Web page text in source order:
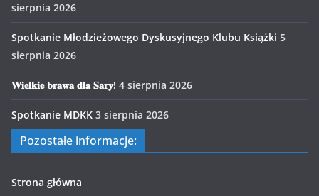
sierpnia 2026
Spotkanie Młodzieżowego Dyskusyjnego Klubu Książki 5
sierpnia 2026
𝐖𝐢𝐞𝐥𝐤𝐢𝐞 𝐛𝐫𝐚𝐰𝐚 𝐝𝐥𝐚 𝐒𝐚𝐫𝐲! 4 sierpnia 2026
Spotkanie MDKK 3 sierpnia 2026
Pozostałe informacje:
Strona główna